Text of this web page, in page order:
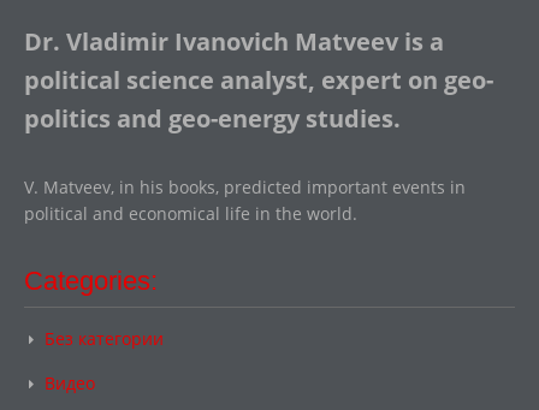
Dr. Vladimir Ivanovich Matveev is a
political science analyst, expert on geo-
politics and geo-energy studies.
V. Matveev, in his books, predicted important events in
political and economical life in the world.
Categories:
Без категории
Видео